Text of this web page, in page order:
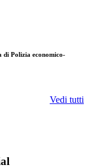
di Polizia economico-
Vedi tutti